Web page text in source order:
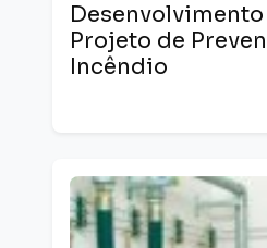
Projeto de
Incêndio